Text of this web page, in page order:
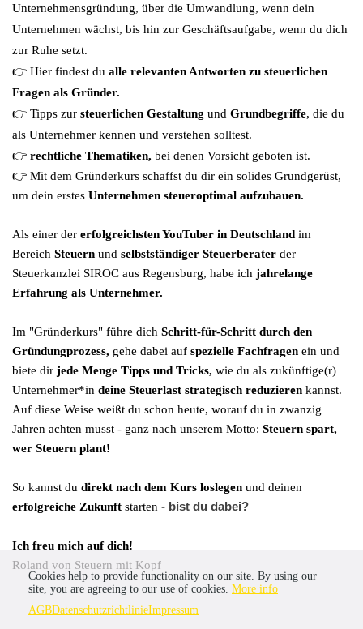
Unternehmensgründung, über die Umwandlung, wenn dein
Unternehmen wächst, bis hin zur Geschäftsaufgabe, wenn du dich
zur Ruhe setzt.
👉 Hier findest du alle relevanten Antworten zu steuerlichen
Fragen als Gründer.
👉 Tipps zur steuerlichen Gestaltung und Grundbegriffe, die du
als Unternehmer kennen und verstehen solltest.
👉 rechtliche Thematiken, bei denen Vorsicht geboten ist.
👉 Mit dem Gründerkurs schaffst du dir ein solides Grundgerüst,
um dein erstes Unternehmen steueroptimal aufzubauen.
Als einer der erfolgreichsten YouTuber in Deutschland im
Bereich Steuern und selbstständiger Steuerberater der
Steuerkanzlei SIROC aus Regensburg, habe ich jahrelange
Erfahrung als Unternehmer.
Im "Gründerkurs" führe dich Schritt-für-Schritt durch den
Gründungprozess, gehe dabei auf spezielle Fachfragen ein und
biete dir jede Menge Tipps und Tricks, wie du als zukünftige(r)
Unternehmer*in deine Steuerlast strategisch reduzieren kannst.
Auf diese Weise weißt du schon heute, worauf du in zwanzig
Jahren achten musst - ganz nach unserem Motto: Steuern spart,
wer Steuern plant!
So kannst du direkt nach dem Kurs loslegen und deinen
erfolgreiche Zukunft starten - bist du dabei?
Ich freu mich auf dich!
Roland von Steuern mit Kopf
Cookies help to provide functionality on our site. By using our
site, you are agreeing to our use of cookies. More info
AGBDatenschutzrichtlinieImpressum